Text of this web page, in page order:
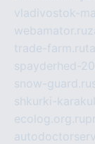
vladivostok-
webamator.ru
trade-farm.ru
spayderhed-
snow-guard.ru
shkurki-
ecolog.org.ru